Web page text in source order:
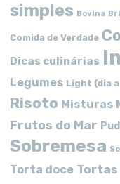
simples Bovina
Comida de Verdade
Dicas culinárias
Legumes Light (dia
Risoto Misturas
Frutos do Mar
Sobremesa
Torta doce Tortas